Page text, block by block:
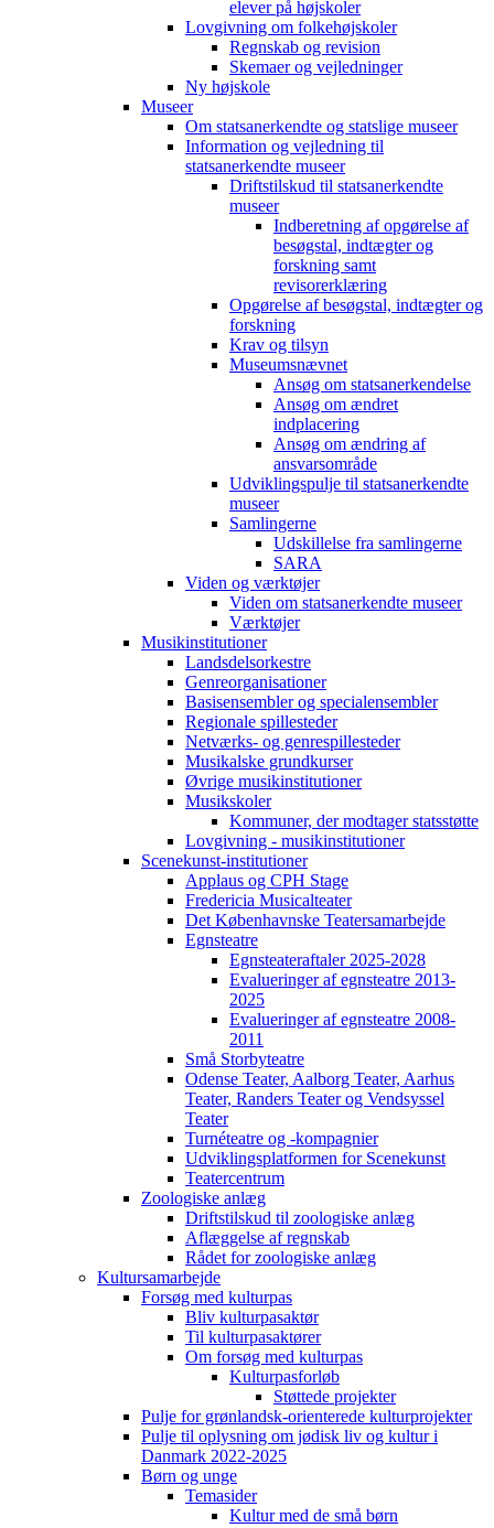
elever på højskoler
Lovgivning om folkehøjskoler
Regnskab og revision
Skemaer og vejledninger
Ny højskole
Museer
Om statsanerkendte og statslige museer
Information og vejledning til
statsanerkendte museer
Driftstilskud til statsanerkendte
museer
Indberetning af opgørelse af
besøgstal, indtægter og
forskning samt
revisorerklæring
Opgørelse af besøgstal, indtægter og
forskning
Krav og tilsyn
Museumsnævnet
Ansøg om statsanerkendelse
Ansøg om ændret
indplacering
Ansøg om ændring af
ansvarsområde
Udviklingspulje til statsanerkendte
museer
Samlingerne
Udskillelse fra samlingerne
SARA
Viden og værktøjer
Viden om statsanerkendte museer
Værktøjer
Musikinstitutioner
Landsdelsorkestre
Genreorganisationer
Basisensembler og specialensembler
Regionale spillesteder
Netværks- og genrespillesteder
Musikalske grundkurser
Øvrige musikinstitutioner
Musikskoler
Kommuner, der modtager statsstøtte
Lovgivning - musikinstitutioner
Scenekunst-institutioner
Applaus og CPH Stage
Fredericia Musicalteater
Det Københavnske Teatersamarbejde
Egnsteatre
Egnsteateraftaler 2025-2028
Evalueringer af egnsteatre 2013-
2025
Evalueringer af egnsteatre 2008-
2011
Små Storbyteatre
Odense Teater, Aalborg Teater, Aarhus
Teater, Randers Teater og Vendsyssel
Teater
Turnéteatre og -kompagnier
Udviklingsplatformen for Scenekunst
Teatercentrum
Zoologiske anlæg
Driftstilskud til zoologiske anlæg
Aflæggelse af regnskab
Rådet for zoologiske anlæg
Kultursamarbejde
Forsøg med kulturpas
Bliv kulturpasaktør
Til kulturpasaktører
Om forsøg med kulturpas
Kulturpasforløb
Støttede projekter
Pulje for grønlandsk-orienterede kulturprojekter
Pulje til oplysning om jødisk liv og kultur i
Danmark 2022-2025
Børn og unge
Temasider
Kultur med de små børn